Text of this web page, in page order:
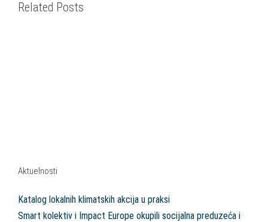
Related Posts
Aktuelnosti
Katalog lokalnih klimatskih akcija u praksi
Smart kolektiv i Impact Europe okupili socijalna preduzeća i